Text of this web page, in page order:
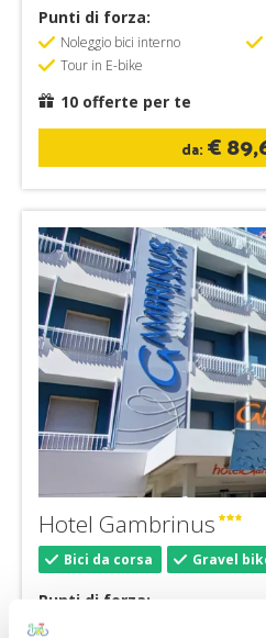
Punti di forza:
Noleggio bici interno
Tour in E-bike
10 offerte per te
da: €
Hotel Gambrinus
Bici da corsa Gravel
Punti di forza: